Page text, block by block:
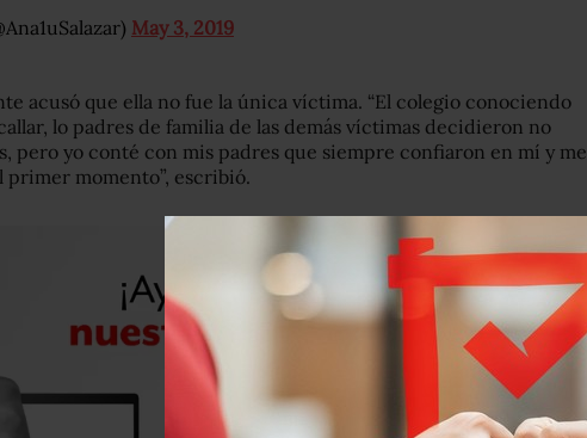
May 3, 2019
acusó que ella no fue la única víctima. “El colegio conociendo
lo padres de familia de las demás víctimas decidieron no
pero yo conté con mis padres que siempre confiaron en mí y me
primer momento”, escribió.